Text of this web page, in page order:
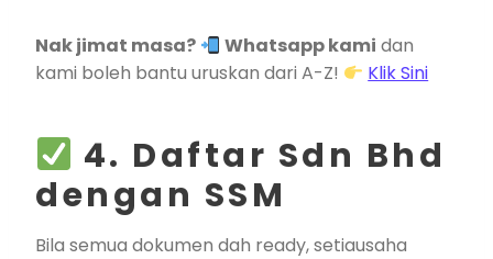
Nak jimat masa? Whatsapp kami dan
kami boleh bantu uruskan dari A-Z!
Klik Sini
4. Daftar Sdn Bhd
dengan SSM
Bila semua dokumen dah ready, setiausaha